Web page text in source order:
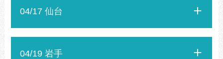
04/17 仙台
04/19 岩手